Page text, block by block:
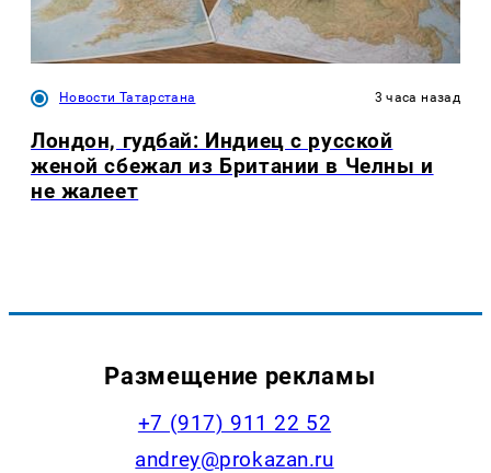
Новости Татарстана 3 часа назад
Лондон, гудбай: Индиец с русской
женой сбежал из Британии в Челны и
не жалеет
Размещение рекламы
+7 (917) 911 22 52
andrey@prokazan.ru